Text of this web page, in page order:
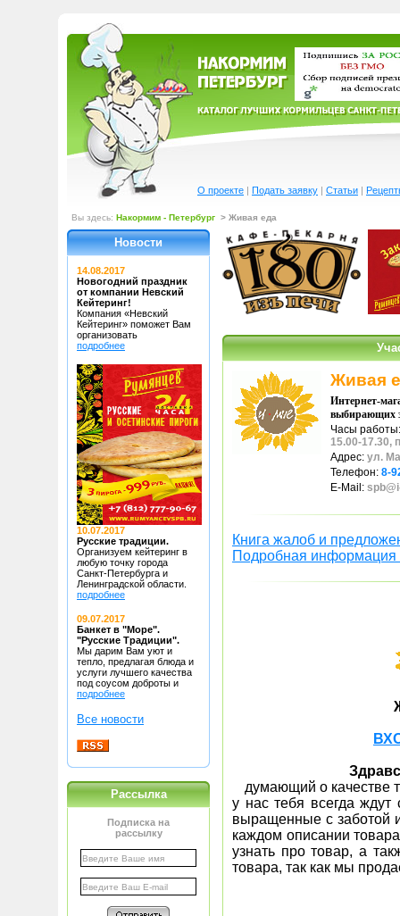
Живая
Интернет-
выбирающих
Часы
15.00-17.30,
Адрес: ул.
Телефон: 8-
E-Mail:
Книга жалоб и
Подробная информация
думающий о качестве
у нас тебя всегда
выращенные с заботой
каждом описании
узнать про товар, а
товара, так как мы
Новости
14.08.2017
Новогодний праздник
от компании Невский
Кейтеринг!
Компания «Невский
Кейтеринг» поможет Вам
организовать
подробнее
10.07.2017
Русские традиции.
Организуем кейтеринг в
любую точку города
Санкт-Петербурга и
Ленинградской области.
подробнее
09.07.2017
Банкет в "Море".
"Русские Традиции".
Мы дарим Вам уют и
тепло, предлагая блюда и
услуги лучшего качества
под соусом доброты и
подробнее
Все новости
Рассылка
Подписка на
рассылку
О проекте | Подать заявку | Статьи |
Вы здесь: Накормим - Петербург > Живая еда